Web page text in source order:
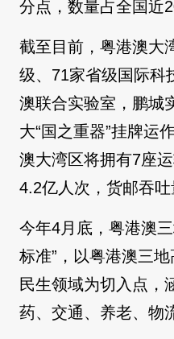
分点，数量占全国近
截至目前，粤港澳大
级、71家省级国际科
澳联合实验室，鹏城
大“国之重器”挂牌运
澳大湾区将拥有7座
4.2亿人次，货邮吞吐
今年4月底，粤港澳
标准”，以粤港澳三
民生领域为切入点，
药、交通、养老、物